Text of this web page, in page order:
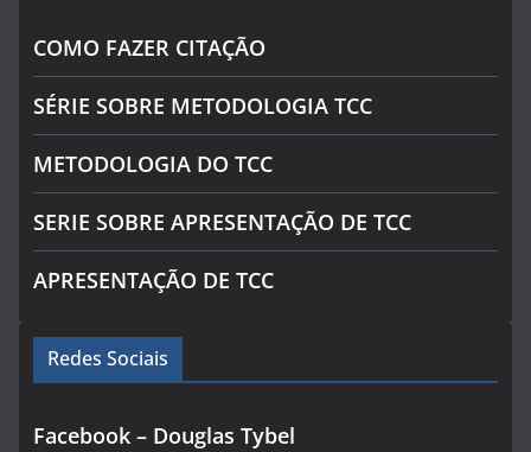
COMO FAZER CITAÇÃO
SÉRIE SOBRE METODOLOGIA TCC
METODOLOGIA DO TCC
SERIE SOBRE APRESENTAÇÃO DE TCC
APRESENTAÇÃO DE TCC
Redes Sociais
Facebook – Douglas Tybel